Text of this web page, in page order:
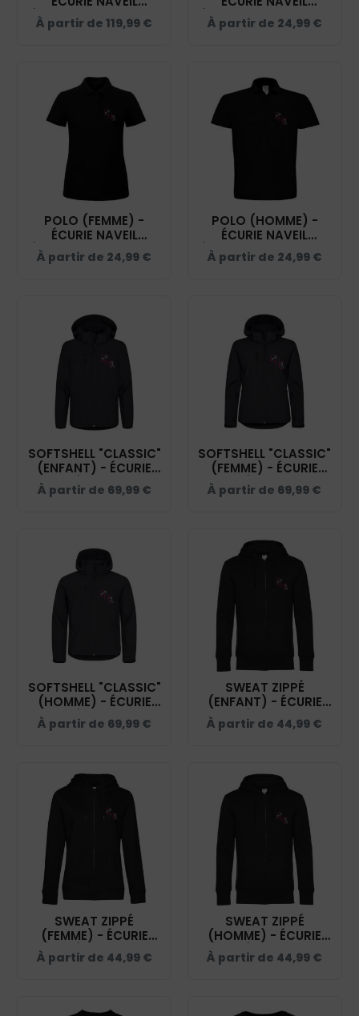
ÉQUITATION - NOIR -
PK543
À partir de 119,99 €
ÉQUITATION - NOIR -
BCK424
À partir de 24,99 €
POLO (FEMME) -
ÉCURIE NAVEIL
ÉQUITATION - NOIR -
BCI1F
À partir de 24,99 €
POLO (HOMME) -
ÉCURIE NAVEIL
ÉQUITATION - NOIR -
BCID1
À partir de 24,99 €
SOFTSHELL "CLASSIC"
(ENFANT) - ÉCURIE
NAVEIL ÉQUITATION -
NOIR - 0200909
À partir de 69,99 €
SOFTSHELL "CLASSIC"
(FEMME) - ÉCURIE
NAVEIL ÉQUITATION -
NOIR - 0200917
À partir de 69,99 €
SOFTSHELL "CLASSIC"
(HOMME) - ÉCURIE
NAVEIL ÉQUITATION -
NOIR - 0200912
À partir de 69,99 €
SWEAT ZIPPÉ
(ENFANT) - ÉCURIE
NAVEIL ÉQUITATION -
NOIR - K455
À partir de 44,99 €
SWEAT ZIPPÉ
(FEMME) - ÉCURIE
NAVEIL ÉQUITATION -
NOIR - BCW03Q
À partir de 44,99 €
SWEAT ZIPPÉ
(HOMME) - ÉCURIE
NAVEIL ÉQUITATION -
NOIR - BCU03K
À partir de 44,99 €